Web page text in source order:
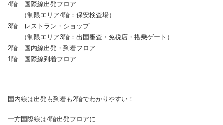
4階　国際線出発フロア
（制限エリア4階：保安検査場）
3階　レストラン・ショップ
（制限エリア3階：出国審査・免税店・搭乗ゲート）
2階　国内線出発・到着フロア
1階　国際線到着フロア
国内線は出発も到着も2階でわかりやすい！
一方国際線は4階出発フロアに